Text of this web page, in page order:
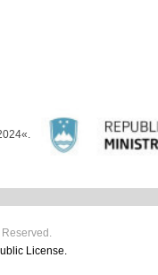
License.